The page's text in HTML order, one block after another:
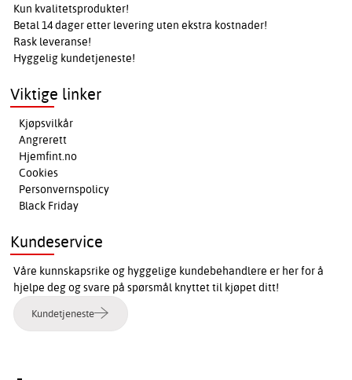
Kun kvalitetsprodukter!
Betal 14 dager etter levering uten ekstra kostnader!
Rask leveranse!
Hyggelig kundetjeneste!
Viktige linker
Kjøpsvilkår
Angrerett
Hjemfint.no
Cookies
Personvernspolicy
Black Friday
Kundeservice
Våre kunnskapsrike og hyggelige kundebehandlere er her for å
hjelpe deg og svare på spørsmål knyttet til kjøpet ditt!
Kundetjeneste